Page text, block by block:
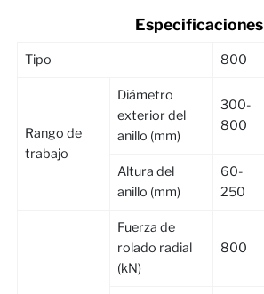
Especificaciones
Tipo 800
Rango de
trabajo
Diámetro
exterior del
anillo (mm)
300-
800
Altura del
anillo (mm)
60-
250
Fuerza de
rolado radial
(kN)
800